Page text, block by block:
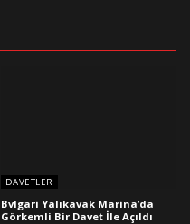
DAVETLER
Bvlgari Yalıkavak Marina’da
Görkemli Bir Davet İle Açıldı